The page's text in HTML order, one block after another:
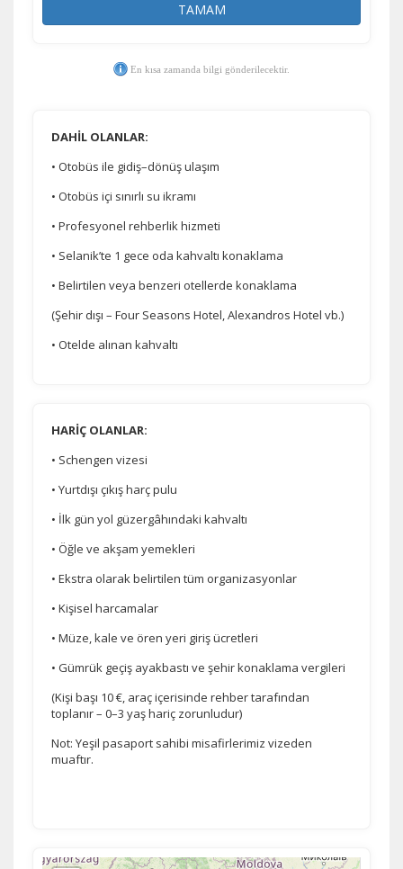
TAMAM
En kısa zamanda bilgi gönderilecektir.
DAHİL OLANLAR:
• Otobüs ile gidiş–dönüş ulaşım
• Otobüs içi sınırlı su ikramı
• Profesyonel rehberlik hizmeti
• Selanik’te 1 gece oda kahvaltı konaklama
• Belirtilen veya benzeri otellerde konaklama
(Şehir dışı – Four Seasons Hotel, Alexandros Hotel vb.)
• Otelde alınan kahvaltı
HARİÇ OLANLAR:
• Schengen vizesi
• Yurtdışı çıkış harç pulu
• İlk gün yol güzergâhındaki kahvaltı
• Öğle ve akşam yemekleri
• Ekstra olarak belirtilen tüm organizasyonlar
• Kişisel harcamalar
• Müze, kale ve ören yeri giriş ücretleri
• Gümrük geçiş ayakbastı ve şehir konaklama vergileri
(Kişi başı 10 €, araç içerisinde rehber tarafından
toplanır – 0–3 yaş hariç zorunludur)
Not: Yeşil pasaport sahibi misafirlerimiz vizeden
muaftır.